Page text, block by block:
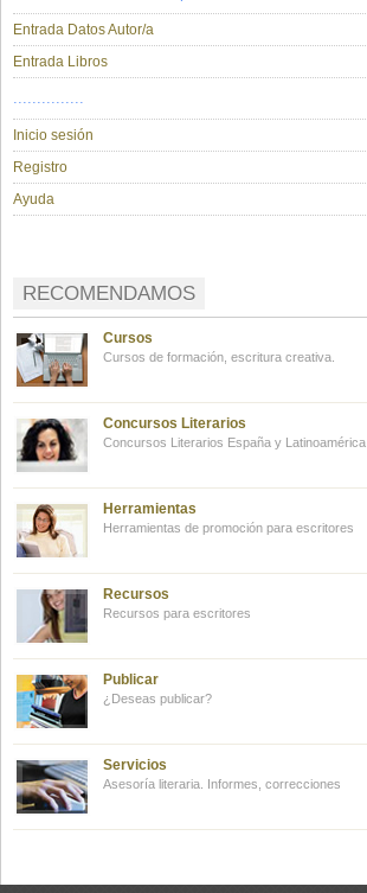
Entrada Datos Autor/a
Entrada Libros
...............
Inicio sesión
Registro
Ayuda
RECOMENDAMOS
Cursos
Cursos de formación, escritura creativa.
Concursos Literarios
Concursos Literarios España y Latinoamérica
Herramientas
Herramientas de promoción para escritores
Recursos
Recursos para escritores
Publicar
¿Deseas publicar?
Servicios
Asesoría literaria. Informes, correcciones